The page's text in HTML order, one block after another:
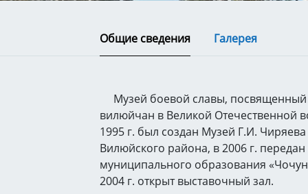
Общие сведения Галерея
Музей боевой славы, посвященный
вилюйчан в Великой Отечественной
1995 г. был создан Музей Г.И.
Вилюйского района, в 2006 г.
муниципального образования
2004 г. открыт выставочный зал.